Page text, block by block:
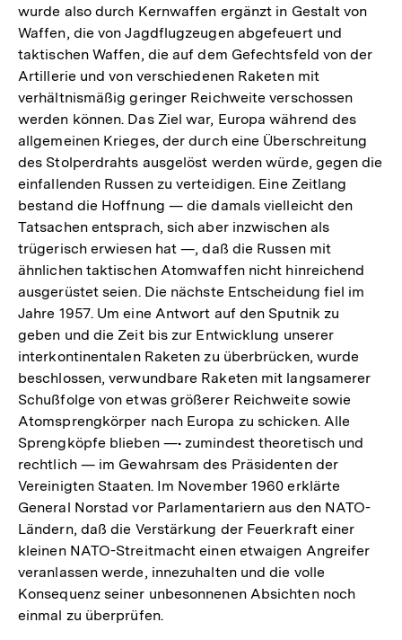
wurde also durch Kernwaffen ergänzt in Gestalt von
Waffen, die von Jagdflugzeugen abgefeuert und
taktischen Waffen, die auf dem Gefechtsfeld von der
Artillerie und von verschiedenen Raketen mit
verhältnismäßig geringer Reichweite verschossen
werden können. Das Ziel war, Europa während des
allgemeinen Krieges, der durch eine Überschreitung
des Stolperdrahts ausgelöst werden würde, gegen die
einfallenden Russen zu verteidigen. Eine Zeitlang
bestand die Hoffnung — die damals vielleicht den
Tatsachen entsprach, sich aber inzwischen als
trügerisch erwiesen hat —, daß die Russen mit
ähnlichen taktischen Atomwaffen nicht hinreichend
ausgerüstet seien. Die nächste Entscheidung fiel im
Jahre 1957. Um eine Antwort auf den Sputnik zu
geben und die Zeit bis zur Entwicklung unserer
interkontinentalen Raketen zu überbrücken, wurde
beschlossen, verwundbare Raketen mit langsamerer
Schußfolge von etwas größerer Reichweite sowie
Atomsprengkörper nach Europa zu schicken. Alle
Sprengköpfe blieben —• zumindest theoretisch und
rechtlich — im Gewahrsam des Präsidenten der
Vereinigten Staaten. Im November 1960 erklärte
General Norstad vor Parlamentariern aus den NATO-
Ländern, daß die Verstärkung der Feuerkraft einer
kleinen NATO-Streitmacht einen etwaigen Angreifer
veranlassen werde, innezuhalten und die volle
Konsequenz seiner unbesonnenen Absichten noch
einmal zu überprüfen.